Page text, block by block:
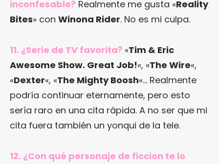
inconfesable? Realmente me gusta «Reality
Bites» con Winona Rider. No es mi culpa.
11. ¿Serie de TV favorita? «Tim & Eric
Awesome Show. Great Job!«, «The Wire«,
«Dexter«, «The Mighty Boosh«… Realmente
podría continuar eternamente, pero esto
sería raro en una cita rápida. A no ser que mi
cita fuera también un yonqui de la tele.
12. ¿Con qué personaje de ficcion te lo